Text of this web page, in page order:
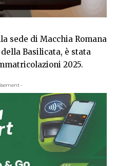
sede di Macchia Romana
Basilicata, è stata
2025.
-